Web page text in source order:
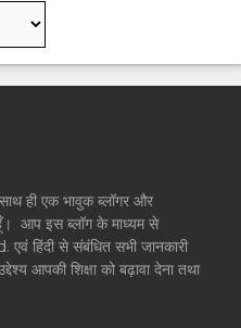
ही एक भावुक ब्लॉगर और
आप इस ब्लॉग के माध्यम से
हिंदी से संबंधित सभी जानकारी
आपकी शिक्षा को बढ़ावा देना तथा